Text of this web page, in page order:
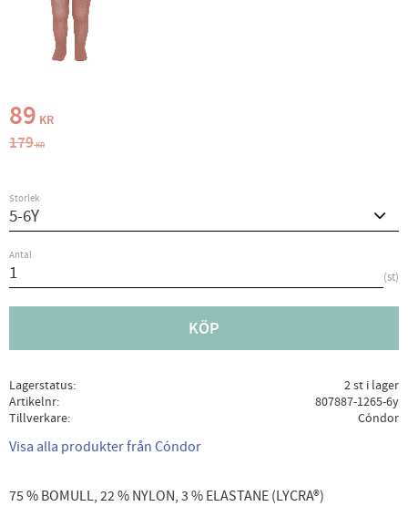
Nedsatt pris:
89 KR
Ordinarie pris:
179KR
Storlek
Antal
st
KÖP
Lagerstatus
2 st i lager
Artikelnr
807887-1265-6y
Tillverkare
Cóndor
Visa alla produkter från Cóndor
75 % BOMULL, 22 % NYLON, 3 % ELASTANE (LYCRA®)